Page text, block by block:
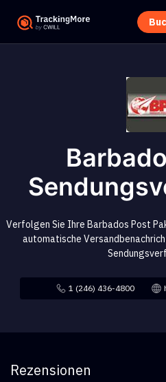
Verfolgen Sie Ihre Barbados Post
automatische
1 (246) 436-4800
Rezensionen